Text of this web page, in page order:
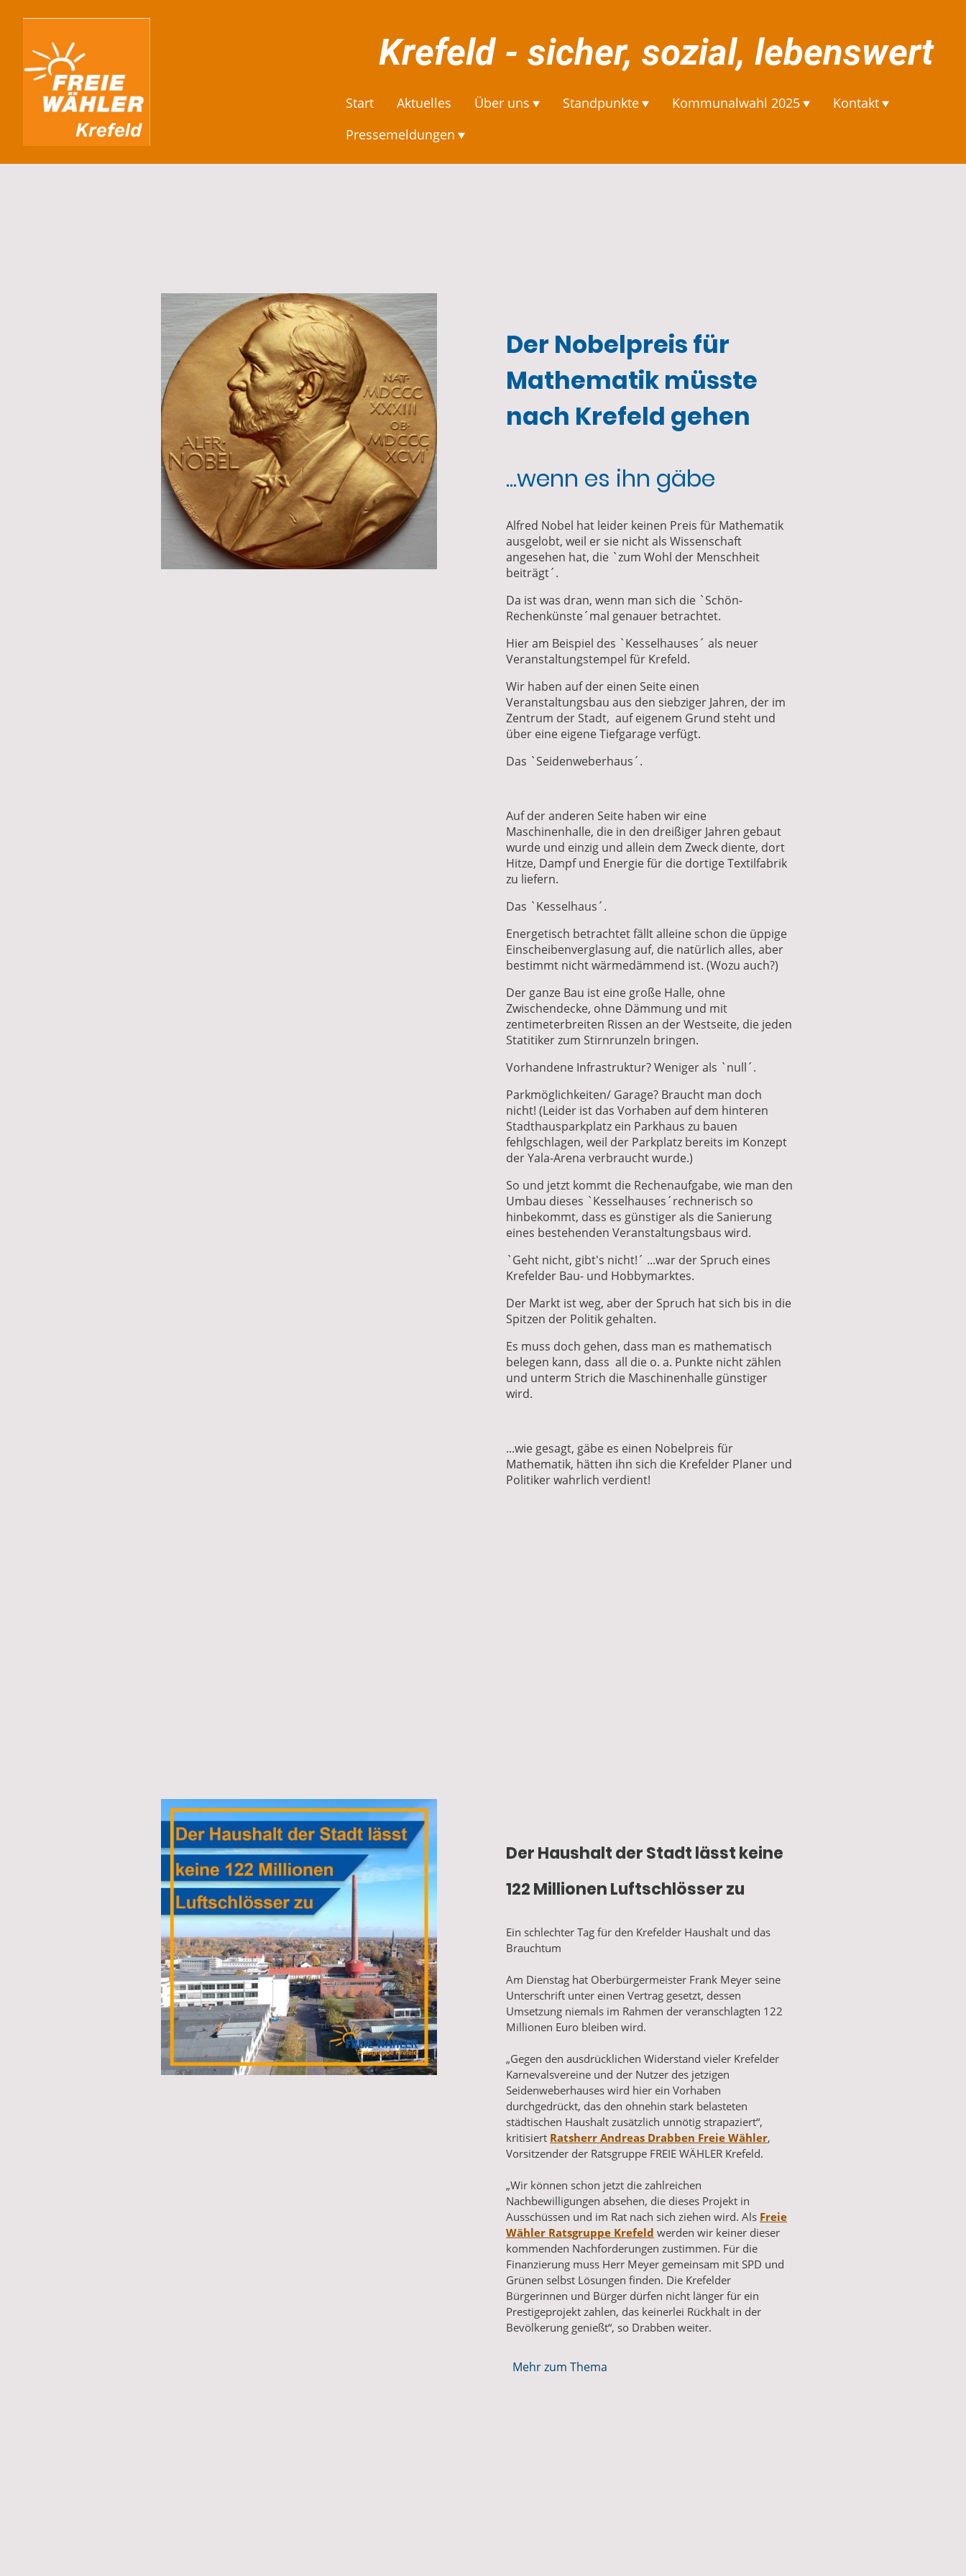
Krefeld - sicher, sozial, lebenswert
Start Aktuelles Über uns Standpunkte Kommunalwahl 2025
Kontakt
Pressemeldungen
Der Nobelpreis für
Mathematik müsste
nach Krefeld gehen
...wenn es ihn gäbe
Alfred Nobel hat leider keinen Preis für Mathematik
ausgelobt, weil er sie nicht als Wissenschaft
angesehen hat, die `zum Wohl der Menschheit
beiträgt´.
Da ist was dran, wenn man sich die `Schön-
Rechenkünste´mal genauer betrachtet.
Hier am Beispiel des `Kesselhauses´ als neuer
Veranstaltungstempel für Krefeld.
Wir haben auf der einen Seite einen
Veranstaltungsbau aus den siebziger Jahren, der im
Zentrum der Stadt, auf eigenem Grund steht und
über eine eigene Tiefgarage verfügt.
Das `Seidenweberhaus´.
Auf der anderen Seite haben wir eine
Maschinenhalle, die in den dreißiger Jahren gebaut
wurde und einzig und allein dem Zweck diente, dort
Hitze, Dampf und Energie für die dortige Textilfabrik
zu liefern.
Das `Kesselhaus´.
Energetisch betrachtet fällt alleine schon die üppige
Einscheibenverglasung auf, die natürlich alles, aber
bestimmt nicht wärmedämmend ist. (Wozu auch?)
Der ganze Bau ist eine große Halle, ohne
Zwischendecke, ohne Dämmung und mit
zentimeterbreiten Rissen an der Westseite, die jeden
Statitiker zum Stirnrunzeln bringen.
Vorhandene Infrastruktur? Weniger als `null´.
Parkmöglichkeiten/ Garage? Braucht man doch
nicht! (Leider ist das Vorhaben auf dem hinteren
Stadthausparkplatz ein Parkhaus zu bauen
fehlgschlagen, weil der Parkplatz bereits im Konzept
der Yala-Arena verbraucht wurde.)
So und jetzt kommt die Rechenaufgabe, wie man den
Umbau dieses `Kesselhauses´rechnerisch so
hinbekommt, dass es günstiger als die Sanierung
eines bestehenden Veranstaltungsbaus wird.
`Geht nicht, gibt's nicht!´ ...war der Spruch eines
Krefelder Bau- und Hobbymarktes.
Der Markt ist weg, aber der Spruch hat sich bis in die
Spitzen der Politik gehalten.
Es muss doch gehen, dass man es mathematisch
belegen kann, dass all die o. a. Punkte nicht zählen
und unterm Strich die Maschinenhalle günstiger
wird.
...wie gesagt, gäbe es einen Nobelpreis für
Mathematik, hätten ihn sich die Krefelder Planer und
Politiker wahrlich verdient!
Der Haushalt der Stadt lässt keine
122 Millionen Luftschlösser zu
Ein schlechter Tag für den Krefelder Haushalt und das
Brauchtum
Am Dienstag hat Oberbürgermeister Frank Meyer seine
Unterschrift unter einen Vertrag gesetzt, dessen
Umsetzung niemals im Rahmen der veranschlagten 122
Millionen Euro bleiben wird.
„Gegen den ausdrücklichen Widerstand vieler Krefelder
Karnevalsvereine und der Nutzer des jetzigen
Seidenweberhauses wird hier ein Vorhaben
durchgedrückt, das den ohnehin stark belasteten
städtischen Haushalt zusätzlich unnötig strapaziert“,
kritisiert Ratsherr Andreas Drabben Freie Wähler,
Vorsitzender der Ratsgruppe FREIE WÄHLER Krefeld.
„Wir können schon jetzt die zahlreichen
Nachbewilligungen absehen, die dieses Projekt in
Ausschüssen und im Rat nach sich ziehen wird. Als Freie
Wähler Ratsgruppe Krefeld werden wir keiner dieser
kommenden Nachforderungen zustimmen. Für die
Finanzierung muss Herr Meyer gemeinsam mit SPD und
Grünen selbst Lösungen finden. Die Krefelder
Bürgerinnen und Bürger dürfen nicht länger für ein
Prestigeprojekt zahlen, das keinerlei Rückhalt in der
Bevölkerung genießt“, so Drabben weiter.
Mehr zum Thema